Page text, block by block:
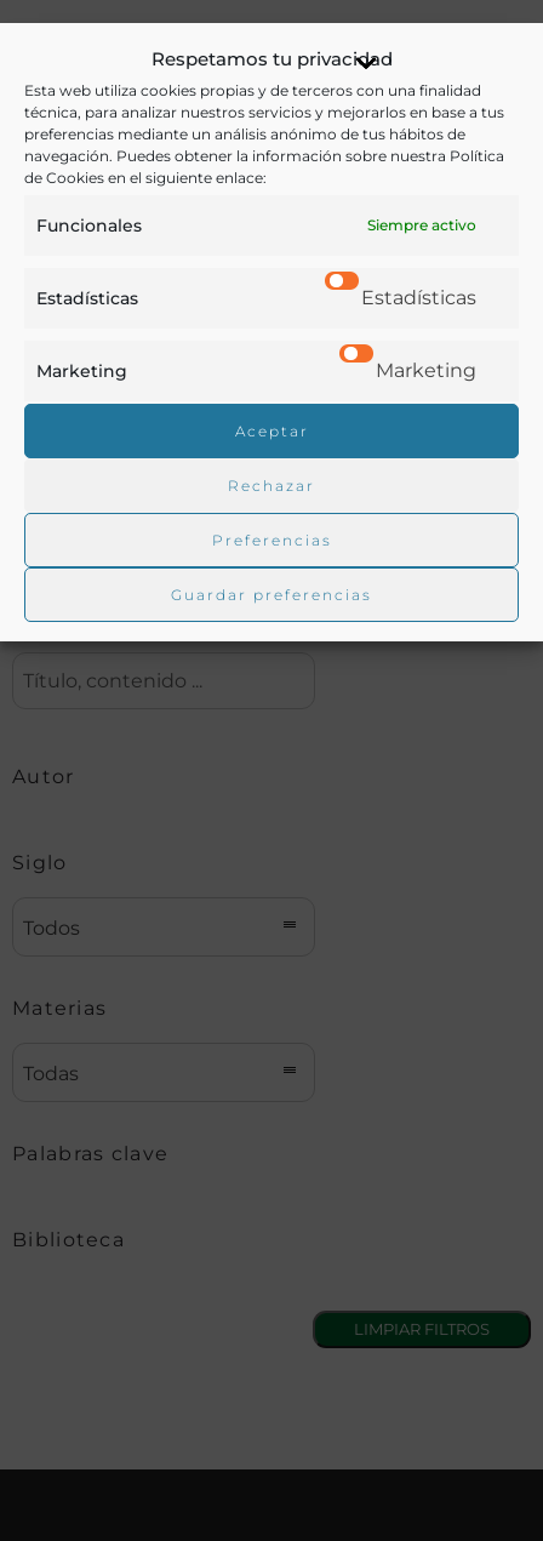
Respetamos tu privacidad
Esta web utiliza cookies propias y de terceros con una finalidad
técnica, para analizar nuestros servicios y mejorarlos en base a tus
preferencias mediante un análisis anónimo de tus hábitos de
navegación. Puedes obtener la información sobre nuestra Política
de Cookies en el siguiente enlace:
Funcionales Siempre activo
Estadísticas Estadísticas
Marketing Marketing
Aceptar
Rechazar
Preferencias
Guardar preferencias
Legislación
Ver más libros con las palabras clave:
Importación, Legislación,Navarra
Buscar en la biblioteca
Biblioteca digital Duque de Ahumada
Buscar
Autor
Siglo
Todos
Materias
Todas
Palabras clave
Biblioteca